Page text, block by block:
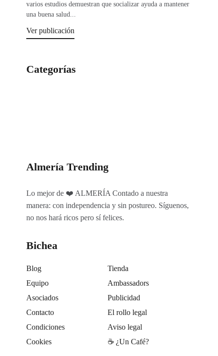
varios estudios demuestran que socializar ayuda a mantener
una buena salud...
Ver publicación
Categorías
Almería Trending
Lo mejor de ❤️ ALMERÍA Contado a nuestra
manera: con independencia y sin postureo. Síguenos,
no nos hará ricos pero sí felices.
Bichea
Blog
Tienda
Equipo
Ambassadors
Asociados
Publicidad
Contacto
El rollo legal
Condiciones
Aviso legal
Cookies
☕️ ¿Un Café?